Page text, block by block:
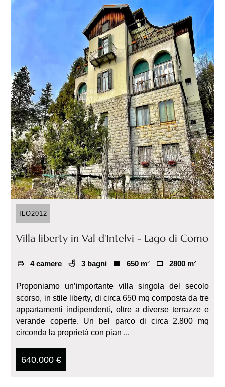
ILO2012
Villa liberty in Val d'Intelvi - Lago di Como
4 camere 3 bagni 650 m² 2800 m²
Proponiamo un’importante villa singola del secolo
scorso, in stile liberty, di circa 650 mq composta da tre
appartamenti indipendenti, oltre a diverse terrazze e
verande coperte. Un bel parco di circa 2.800 mq
circonda la proprietà con pian ...
640.000 €